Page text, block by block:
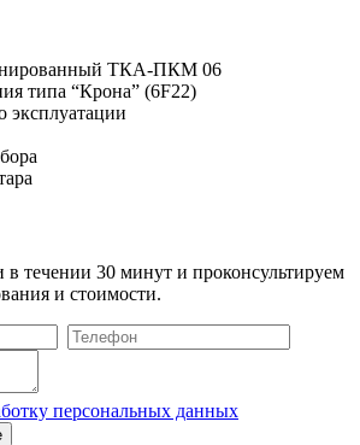
ТКА-ПКМ 06
типа “Крона” (6F22)
эксплуатации
течении 30 минут и проконсультируем
и стоимости.
персональных данных